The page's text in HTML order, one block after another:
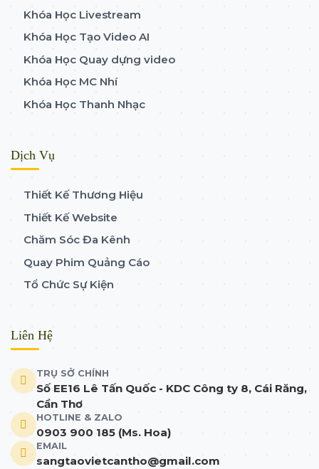
Khóa Học Livestream
Khóa Học Tạo Video AI
Khóa Học Quay dựng video
Khóa Học MC Nhí
Khóa Học Thanh Nhạc
Dịch Vụ
Thiết Kế Thương Hiệu
Thiết Kế Website
Chăm Sóc Đa Kênh
Quay Phim Quảng Cáo
Tổ Chức Sự Kiện
Liên Hệ
TRỤ SỞ CHÍNH
Số EE16 Lê Tấn Quốc - KDC Công ty 8, Cái Răng,
Cần Thơ
HOTLINE & ZALO
0903 900 185 (Ms. Hoa)
EMAIL
sangtaovietcantho@gmail.com